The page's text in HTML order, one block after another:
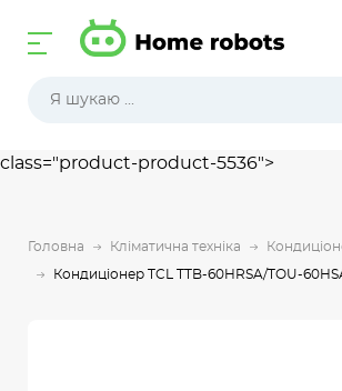
class="product-product-5536">
Головна Кліматична техніка
Кондиціонер TCL TTB-60HRSA/TOU-